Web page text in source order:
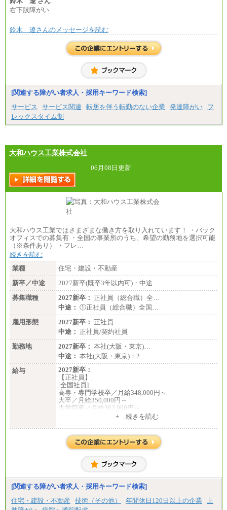
右下肢障がい
鈴木 遼さんのメッセージを読む
[関連する障がい者求人・採用キーワード検索]
サービス
サービス関連 転居を伴う転勤のない企業 発達障がい
フ
レックスタイム制
大和ハウス工業株式会社
06月08日更新
大和ハウス工業ではさまざまな働き方を取り入れています！ ・バック
オフィスでの募集有 ・全国の事業所のうち、希望の勤務地を選択可能
（※条件あり） ・フレ…
続きを読む
業種
住宅・建設・不動産
新卒／中途
2027新卒(既卒3年以内可)・中途
募集職種
2027新卒： 正社員（総合職）全…
中途： ①正社員（総合職）全国…
雇用形態
2027新卒： 正社員
中途： 正社員/契約社員
勤務地
2027新卒： 本社(大阪・東京)…
中途： 本社(大阪・東京)：2…
給与
2027新卒：
【正社員】
[全国社員]
高専・専門学校卒／月給348,000円～
大卒／月給350,000円～
大学院卒／月給362,000円～
[地域社員]月給295,000円～
【正社員】
[全国社員]月給348,000円～
[地域社員]月給295,000円～
【契約社員】月給200,000円～
+ 続きを読む
[関連する障がい者求人・採用キーワード検索]
住宅・建設・不動産
技術（その他） 年間休日120日以上の企業
上